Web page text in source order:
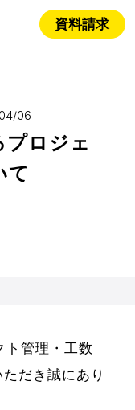
資料請求
06
プロジェ
て
ト管理・工数
だき誠にあり